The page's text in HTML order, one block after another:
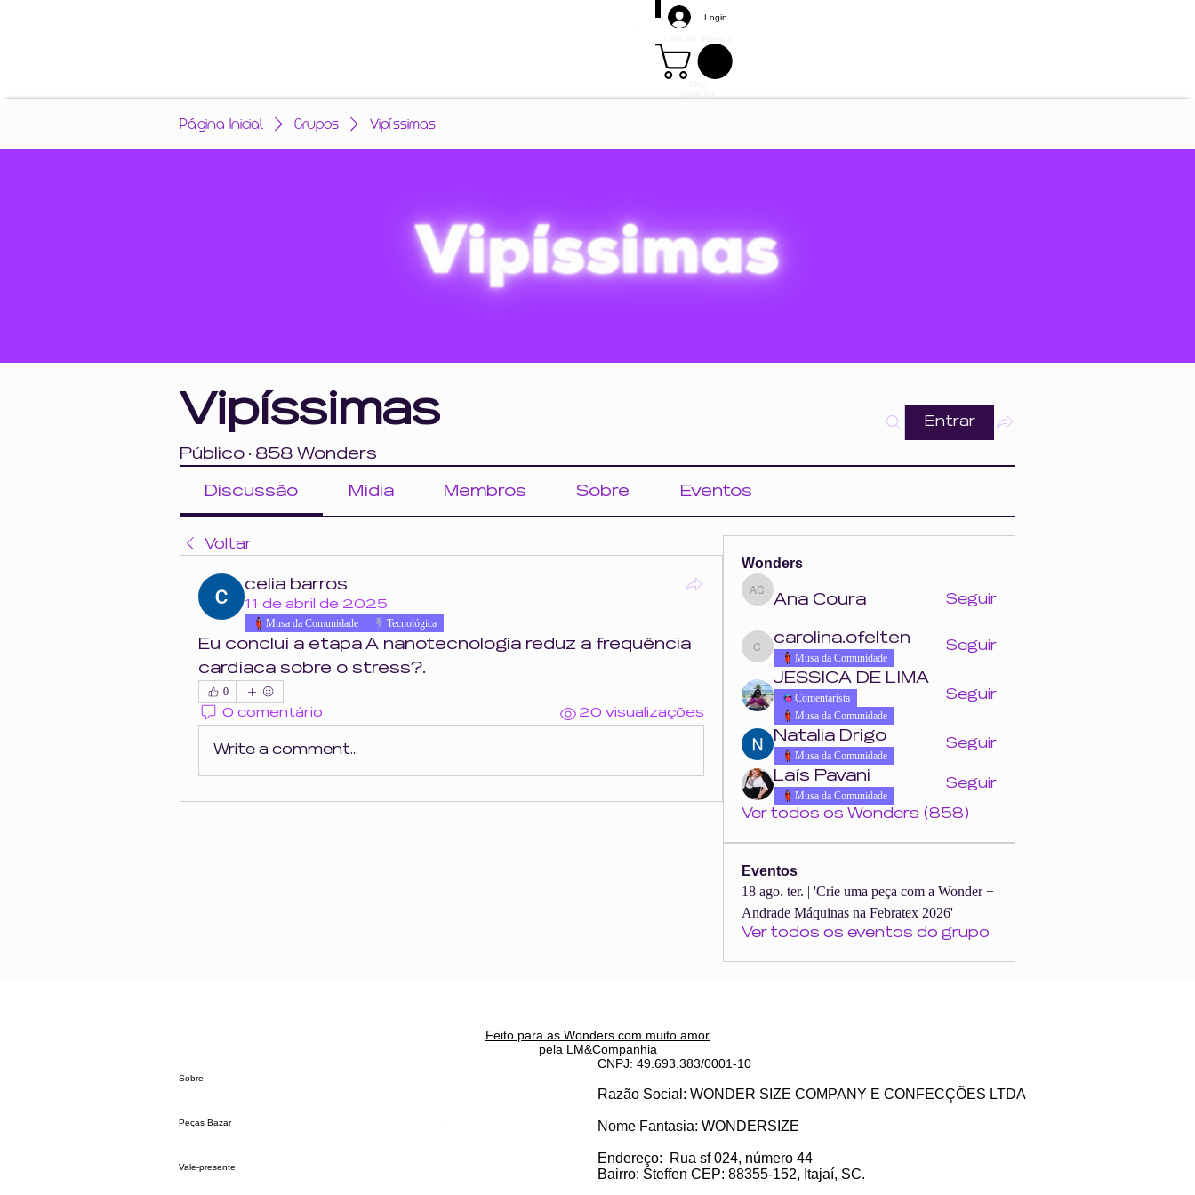
Login
Página Inicial Grupos Vipíssimas
Vipíssimas
Público · 858 Wonders
Entrar
Discussão Mídia Membros Sobre Eventos
Voltar
celia barros
11 de abril de 2025
Musa da Comunidade Tecnológica
Eu concluí a etapa A nanotecnologia reduz a frequência
cardíaca sobre o stress?.
0
0 comentário 20 visualizações
Write a comment...
Wonders
Ana Coura
Ana Coura Seguir
carolina.ofelten
carolina.ofelten
Musa da Comunidade
Seguir
JESSICA DE LIMA
Comentarista
Musa da Comunidade
Seguir
Natalia Drigo
Musa da Comunidade
Seguir
Laís Pavani
Musa da Comunidade
Seguir
Ver todos os Wonders (858)
Eventos
18 ago. ter. | 'Crie uma peça com a Wonder +
Andrade Máquinas na Febratex 2026'
Ver todos os eventos do grupo
Feito para as Wonders com muito amor
pela LM&Companhia
Sobre
Peças Bazar
Vale-presente
CNPJ: 49.693.383/0001-10
Razão Social: WONDER SIZE COMPANY E CONFECÇÕES LTDA
Nome Fantasia: WONDERSIZE
Endereço:
Rua sf 024, número 44
Bairro: Steffen CEP: 88355-152, Itajaí, SC.